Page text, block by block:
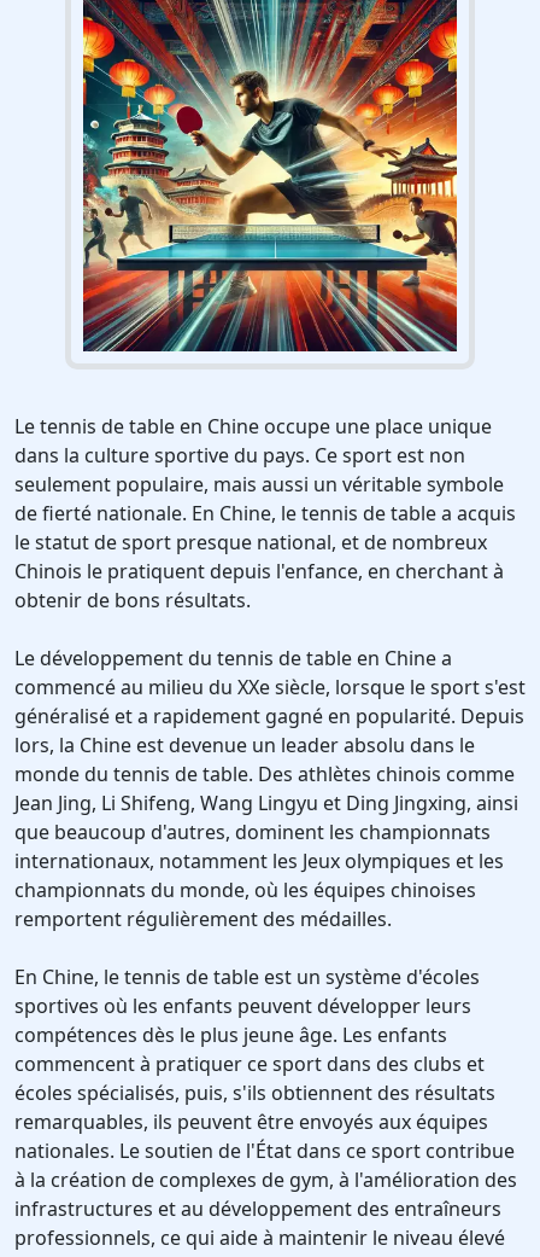
Le tennis de table en Chine occupe une place unique
dans la culture sportive du pays. Ce sport est non
seulement populaire, mais aussi un véritable symbole
de fierté nationale. En Chine, le tennis de table a acquis
le statut de sport presque national, et de nombreux
Chinois le pratiquent depuis l'enfance, en cherchant à
obtenir de bons résultats.
Le développement du tennis de table en Chine a
commencé au milieu du XXe siècle, lorsque le sport s'est
généralisé et a rapidement gagné en popularité. Depuis
lors, la Chine est devenue un leader absolu dans le
monde du tennis de table. Des athlètes chinois comme
Jean Jing, Li Shifeng, Wang Lingyu et Ding Jingxing, ainsi
que beaucoup d'autres, dominent les championnats
internationaux, notamment les Jeux olympiques et les
championnats du monde, où les équipes chinoises
remportent régulièrement des médailles.
En Chine, le tennis de table est un système d'écoles
sportives où les enfants peuvent développer leurs
compétences dès le plus jeune âge. Les enfants
commencent à pratiquer ce sport dans des clubs et
écoles spécialisés, puis, s'ils obtiennent des résultats
remarquables, ils peuvent être envoyés aux équipes
nationales. Le soutien de l'État dans ce sport contribue
à la création de complexes de gym, à l'amélioration des
infrastructures et au développement des entraîneurs
professionnels, ce qui aide à maintenir le niveau élevé